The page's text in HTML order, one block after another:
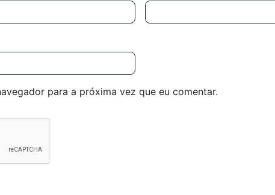
para a próxima vez que eu comentar.